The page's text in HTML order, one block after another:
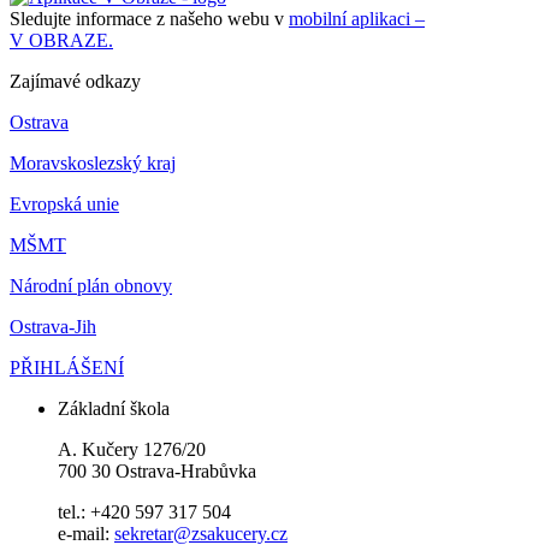
Sledujte informace z našeho webu v mobilní aplikaci –
V OBRAZE.
Zajímavé odkazy
Ostrava
Moravskoslezský kraj
Evropská unie
MŠMT
Národní plán obnovy
Ostrava-Jih
PŘIHLÁŠENÍ
Základní škola
A. Kučery 1276/20
700 30 Ostrava-Hrabůvka
tel.: +420 597 317 504
e-mail: sekretar@zsakucery.cz